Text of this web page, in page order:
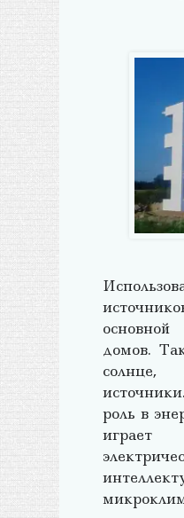
домов.
солнце,
роль в
играет